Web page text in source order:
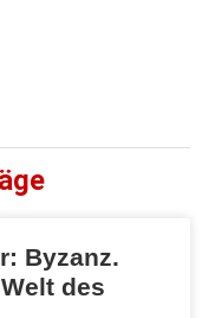
Byzanz.
des